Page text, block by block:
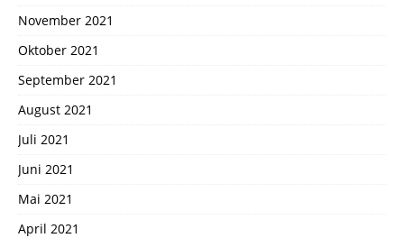
November 2021
Oktober 2021
September 2021
August 2021
Juli 2021
Juni 2021
Mai 2021
April 2021